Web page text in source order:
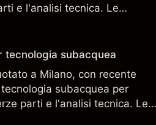
e l'analisi tecnica. Le
affidabile dei risultati futuri.
tecnologia subacquea
a Milano, con recente
subacquea per
parti e l'analisi tecnica. Le
affidabile dei risultati futuri.